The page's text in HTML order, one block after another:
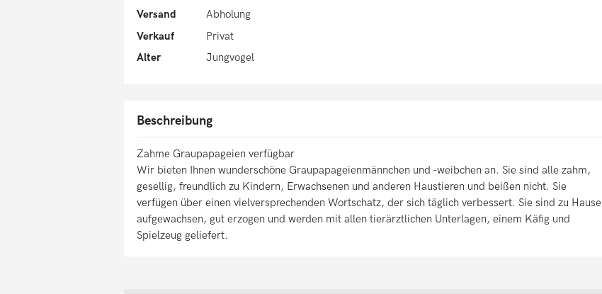
Versand
Abholung
Verkauf
Privat
Alter
Jungvogel
Beschreibung
Zahme Graupapageien verfügbar
Wir bieten Ihnen wunderschöne Graupapageienmännchen und -weibchen an. Sie sind alle zahm,
gesellig, freundlich zu Kindern, Erwachsenen und anderen Haustieren und beißen nicht. Sie
verfügen über einen vielversprechenden Wortschatz, der sich täglich verbessert. Sie sind zu Hause
aufgewachsen, gut erzogen und werden mit allen tierärztlichen Unterlagen, einem Käfig und
Spielzeug geliefert.